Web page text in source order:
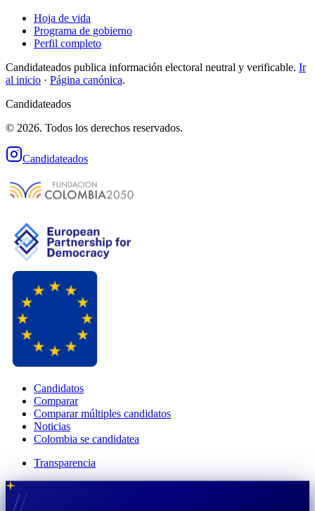
Hoja de vida
Programa de gobierno
Perfil completo
Candidateados publica información electoral neutral y verificable. Ir
al inicio · Página canónica.
Candidateados
© 2026. Todos los derechos reservados.
Candidateados
Candidatos
Comparar
Comparar múltiples candidatos
Noticias
Colombia se candidatea
Transparencia